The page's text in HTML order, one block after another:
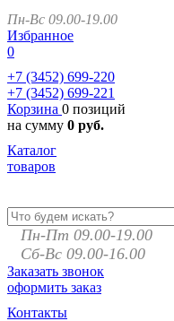
Пн-Вс 09.00-19.00
Избранное
0
+7 (3452) 699-220
+7 (3452) 699-221
Корзина 0 позиций
на сумму 0 руб.
Каталог
товаров
Пн-Пт 09.00-19.00
Сб-Вс 09.00-16.00
Заказать звонок
оформить заказ
Контакты